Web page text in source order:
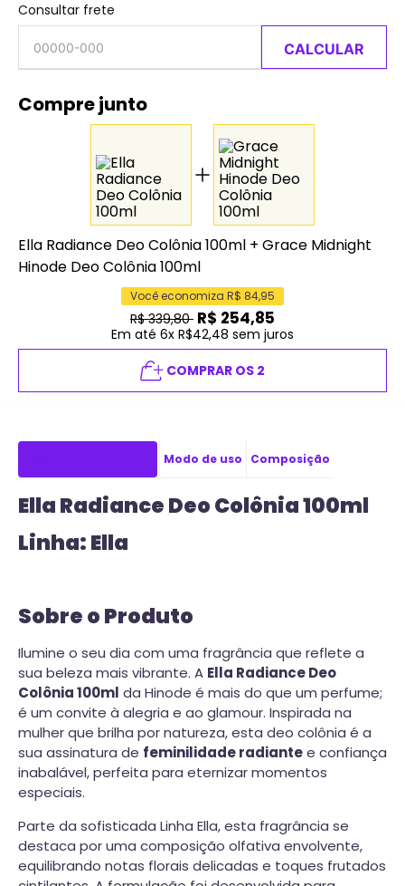
Consultar frete
CALCULAR
Compre junto
Ella Radiance Deo Colônia 100ml + Grace Midnight
Hinode Deo Colônia 100ml
Você economiza R$ 84,95
R$339,80 R$ 254,85
Em até 6x R$42,48 sem juros
COMPRAR OS 2
Modo de uso Composição
Ella Radiance Deo Colônia 100ml
Linha: Ella
Sobre o Produto
Ilumine o seu dia com uma fragrância que reflete a
sua beleza mais vibrante. A Ella Radiance Deo
Colônia 100ml da Hinode é mais do que um perfume;
é um convite à alegria e ao glamour. Inspirada na
mulher que brilha por natureza, esta deo colônia é a
sua assinatura de feminilidade radiantee confiança
inabalável, perfeita para eternizar momentos
especiais.
Parte da sofisticada Linha Ella, esta fragrância se
destaca por uma composição olfativa envolvente,
equilibrando notas florais delicadas e toques frutados